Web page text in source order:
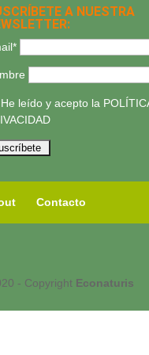
A NUESTRA
He leído y acepto la
Contacto
- Copyright Econaturis